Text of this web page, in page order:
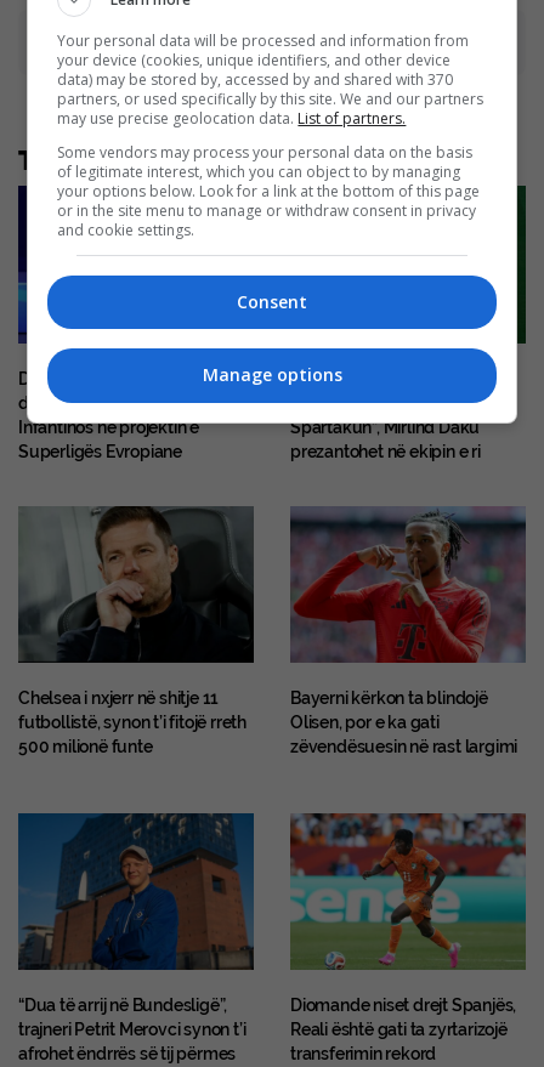
Advertisement
Të tjera nga rubrika
Dokumente të reja hedhin
dyshime mbi përfshirjen e
Infantinos në projektin e
Superligës Evropiane
“Mua më pëlqen të shënoj
gola, tash këtë do ta bëj për
Spartakun”, Mirlind Daku
prezantohet në ekipin e ri
Chelsea i nxjerr në shitje 11
futbollistë, synon t’i fitojë rreth
500 milionë funte
Bayerni kërkon ta blindojë
Olisen, por e ka gati
zëvendësuesin në rast largimi
“Dua të arrij në Bundesligë”,
trajneri Petrit Merovci synon t’i
afrohet ëndrrës së tij përmes
Diomande niset drejt Spanjës,
Reali është gati ta zyrtarizojë
transferimin rekord
Your personal data will be processed and information from
your device (cookies, unique identifiers, and other device
data) may be stored by, accessed by and shared with 370
partners, or used specifically by this site. We and our partners
may use precise geolocation data. List of partners.
Some vendors may process your personal data on the basis
of legitimate interest, which you can object to by managing
your options below. Look for a link at the bottom of this page
or in the site menu to manage or withdraw consent in privacy
and cookie settings.
Consent
Manage options